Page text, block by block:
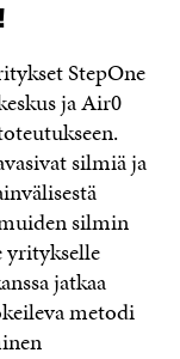
StepOne
ja Air0
silmiä ja
silmin
yritykselle
jatkaa
metodi